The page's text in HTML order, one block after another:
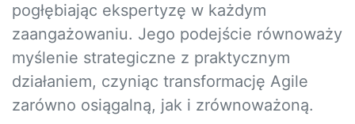
pogłębiając ekspertyzę w każdym
zaangażowaniu. Jego podejście równoważy
myślenie strategiczne z praktycznym
działaniem, czyniąc transformację Agile
zarówno osiągalną, jak i zrównoważoną.